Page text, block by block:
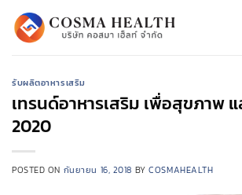
รับผลิตอาหารเสริม
เทรนด์อาหารเสริม เพื่อสุขภาพ
2020
POSTED ON กันยายน 16, 2018 BYCOSMAHEALTH